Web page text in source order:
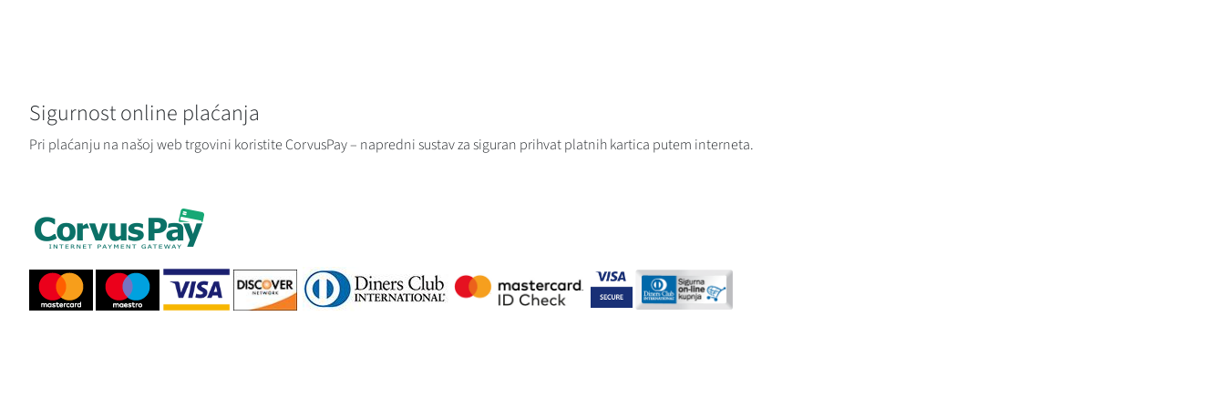
Sigurnost online plaćanja
Pri plaćanju na našoj web trgovini koristite CorvusPay – napredni sustav za siguran prihvat platnih kartica putem interneta.